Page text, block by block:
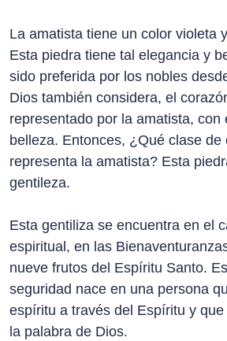
La amatista tiene un color violeta
Esta piedra tiene tal elegancia y
sido preferida por los nobles
Dios también considera, el
representado por la amatista, con
belleza. Entonces, ¿Qué clase de
representa la amatista? Esta
gentileza.
Esta gentiliza se encuentra en el
espiritual, en las
nueve frutos del Espíritu Santo.
seguridad nace en una persona
espíritu a través del Espíritu y
la palabra de Dios.